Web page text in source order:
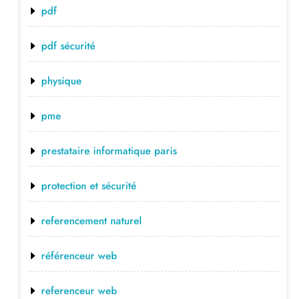
pdf
pdf sécurité
physique
pme
prestataire informatique paris
protection et sécurité
referencement naturel
référenceur web
referenceur web